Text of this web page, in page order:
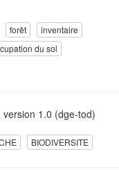
forêt
inventaire
du sol
1.0 (dge-tod)
BIODIVERSITE